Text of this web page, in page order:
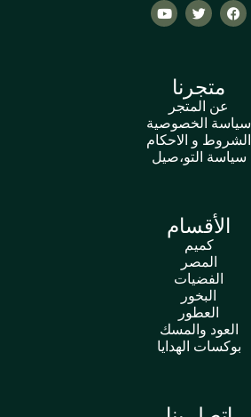
متجرنا
عن المتجر
سياسة الخصوصية
الشروط و الاحكام
سياسة التو،صيل
الأقسام
كميم
المصر
الفضيات
البخور
العطور
العود والمسك
بوكسات الهدايا